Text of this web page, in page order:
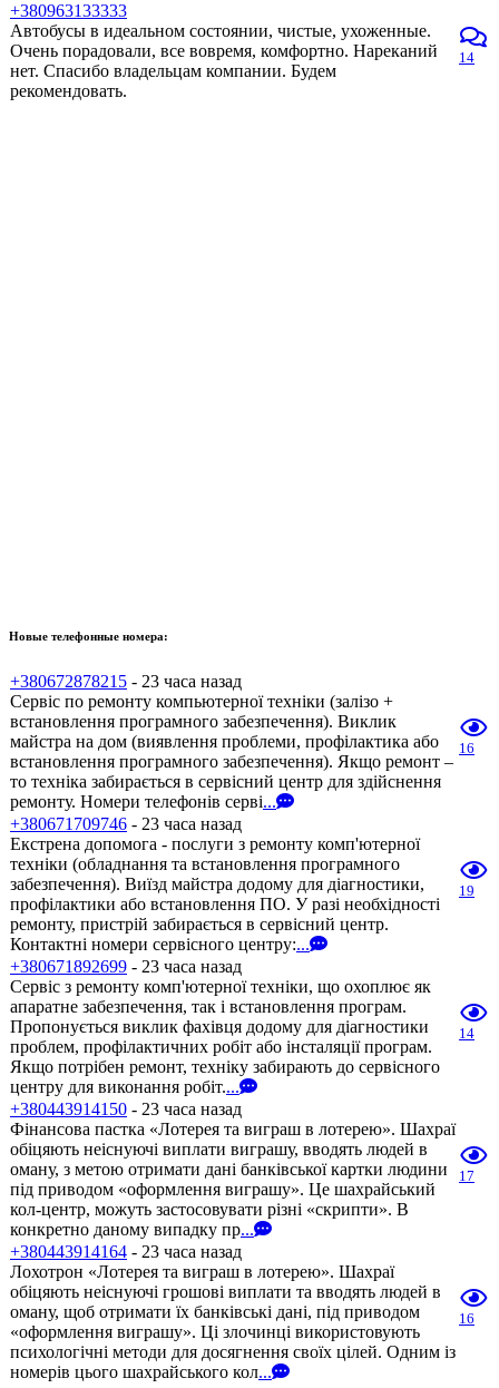
+380963133333
Автобусы в идеальном состоянии, чистые, ухоженные.
Очень порадовали, все вовремя, комфортно. Нареканий
нет. Спасибо владельцам компании. Будем
рекомендовать.
14
Новые телефонные номера:
+380672878215 - 23 часа назад
Сервіс по ремонту компьютерної техніки (залізо +
встановлення програмного забезпечення). Виклик
майстра на дом (виявлення проблеми, профілактика або
встановлення програмного забезпечення). Якщо ремонт –
то техніка забирається в сервісний центр для здійснення
ремонту. Номери телефонів серві...
16
+380671709746 - 23 часа назад
Екстрена допомога - послуги з ремонту комп'ютерної
техніки (обладнання та встановлення програмного
забезпечення). Виїзд майстра додому для діагностики,
профілактики або встановлення ПО. У разі необхідності
ремонту, пристрій забирається в сервісний центр.
Контактні номери сервісного центру:...
19
+380671892699 - 23 часа назад
Сервіс з ремонту комп'ютерної техніки, що охоплює як
апаратне забезпечення, так і встановлення програм.
Пропонується виклик фахівця додому для діагностики
проблем, профілактичних робіт або інсталяції програм.
Якщо потрібен ремонт, техніку забирають до сервісного
центру для виконання робіт....
14
+380443914150 - 23 часа назад
Фінансова пастка «Лотерея та виграш в лотерею». Шахраї
обіцяють неіснуючі виплати виграшу, вводять людей в
оману, з метою отримати дані банківської картки людини
під приводом «оформлення виграшу». Це шахрайський
кол-центр, можуть застосовувати різні «скрипти». В
конкретно даному випадку пр...
17
+380443914164 - 23 часа назад
Лохотрон «Лотерея та виграш в лотерею». Шахраї
обіцяють неіснуючі грошові виплати та вводять людей в
оману, щоб отримати їх банківські дані, під приводом
«оформлення виграшу». Ці злочинці використовують
психологічні методи для досягнення своїх цілей. Одним із
номерів цього шахрайського кол...
16